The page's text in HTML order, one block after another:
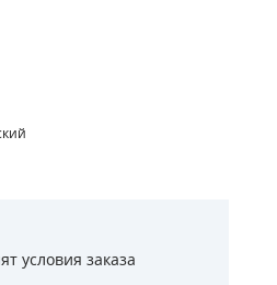
условия заказа